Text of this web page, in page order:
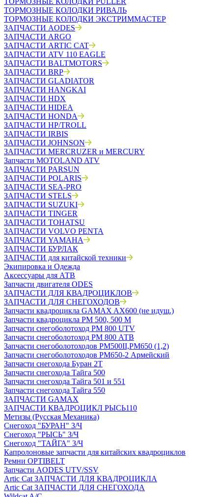
ТОРМОЗНЫЕ КОЛОДКИ РИВАЛЬ
ТОРМОЗНЫЕ КОЛОДКИ ЭКСТРИММАСТЕР
ЗАПЧАСТИ AODES
ЗАПЧАСТИ ARGO
ЗАПЧАСТИ ARTIC CAT
ЗАПЧАСТИ ATV 110 EAGLE
ЗАПЧАСТИ BALTMOTORS
ЗАПЧАСТИ BRP
ЗАПЧАСТИ GLADIATOR
ЗАПЧАСТИ HANGKAI
ЗАПЧАСТИ HDX
ЗАПЧАСТИ HIDEA
ЗАПЧАСТИ HONDA
ЗАПЧАСТИ HP/TROLL
ЗАПЧАСТИ IRBIS
ЗАПЧАСТИ JOHNSON
ЗАПЧАСТИ MERCRUZER и MERCURY
Запчасти MOTOLAND ATV
ЗАПЧАСТИ PARSUN
ЗАПЧАСТИ POLARIS
ЗАПЧАСТИ SEA-PRO
ЗАПЧАСТИ STELS
ЗАПЧАСТИ SUZUKI
ЗАПЧАСТИ TINGER
ЗАПЧАСТИ TOHATSU
ЗАПЧАСТИ VOLVO PENTA
ЗАПЧАСТИ YAMAHA
ЗАПЧАСТИ БУРЛАК
ЗАПЧАСТИ для китайской техники
Экипировка и Одежда
Аксессуары для АТВ
Запчасти двигателя ODES
ЗАПЧАСТИ ДЛЯ КВАДРОЦИКЛОВ
ЗАПЧАСТИ ДЛЯ СНЕГОХОДОВ
Запчасти квадроцикла GAMAX AX600 (не идущ.)
Запчасти квадроцикла РМ 500, 500 М
Запчасти снегоболотоход РМ 800 UTV
Запчасти снегоболотоход РМ 800 АТВ
Запчасти снегоболотоходов РМ500II,РМ650 (1,2)
Запчасти снегоболотоходов РМ650-2 Армейский
Запчасти снегохода Буран 2Т
Запчасти снегохода Тайга 500
Запчасти снегохода Тайга 501 и 551
Запчасти снегохода Тайга 550
ЗАПЧАСТИ GAMAX
ЗАПЧАСТИ КВАДРОЦИКЛ РЫСЬ110
Метизы (Русская Механика)
Снегоход "БУРАН" З/Ч
Снегоход "РЫСЬ" З/Ч
Снегоход "ТАЙГА" З/Ч
Капролоновые запчасти для китайских квадроциклов
Ремни OPTIBELT
Запчасти AODES UTV/SSV
Artic Cat ЗАПЧАСТИ ДЛЯ КВАДРОЦИКЛА
Artic Cat ЗАПЧАСТИ ДЛЯ СНЕГОХОДА